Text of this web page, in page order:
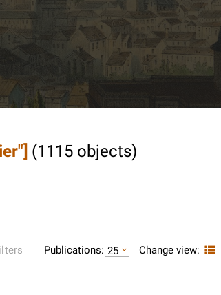
(1115 objects)
Publications: 25 Change view: